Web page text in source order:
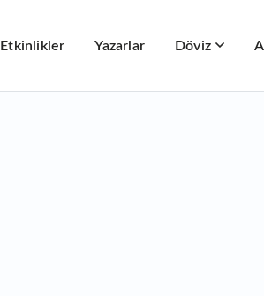
Etkinlikler Yazarlar Döviz